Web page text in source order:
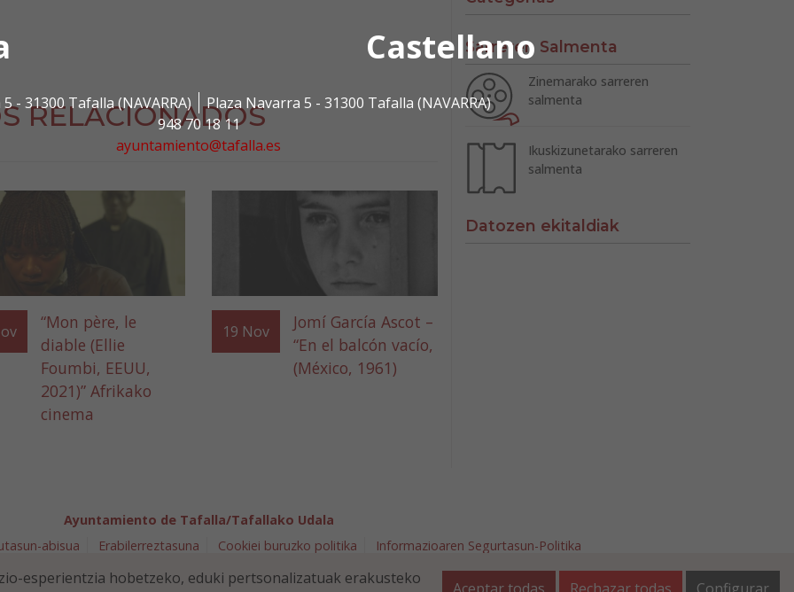
Castellano
- 31300 Tafalla (NAVARRA)
Plaza Navarra 5 - 31300 Tafalla (NAVARRA)
948 70 18 11
ayuntamiento@tafalla.es
RELACIONADOS
“Mon père, le
diable (Ellie
Foumbi, EEUU,
2021)” Afrikako
cinema
19 Nov
Jomí García Ascot –
“En el balcón vacío,
(México, 1961)
Sarreren Salmenta
Zinemarako sarreren
salmenta
Ikuskizunetarako sarreren
salmenta
Datozen ekitaldiak
Ayuntamiento de Tafalla/Tafallako Udala
abisua Erabilerreztasuna Cookiei buruzko politika
Informazioaren Segurtasun-Politika
5 - 31300 Tafalla (NAVARRA)
948 70 18 11 ayuntamiento@tafalla.es
esperientzia hobetzeko, eduki pertsonalizatuak erakusteko